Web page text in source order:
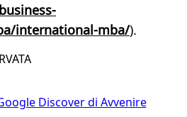
international-mba/).
Discover di Avvenire